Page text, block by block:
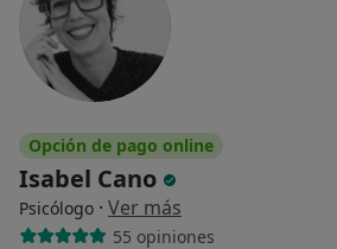
Opción de pago online
Isabel Cano
Psicólogo · Ver más
55 opiniones